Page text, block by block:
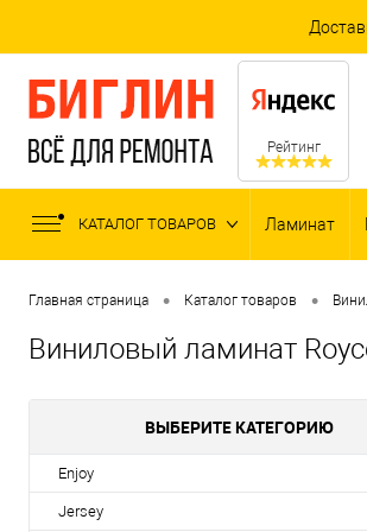
Рейтинг
КАТАЛОГ ТОВАРОВ Ламинат
Главная страница • Каталог товаров •
Виниловый ламинат
ВЫБЕРИТЕ КАТЕГОРИЮ
Enjoy
Jersey